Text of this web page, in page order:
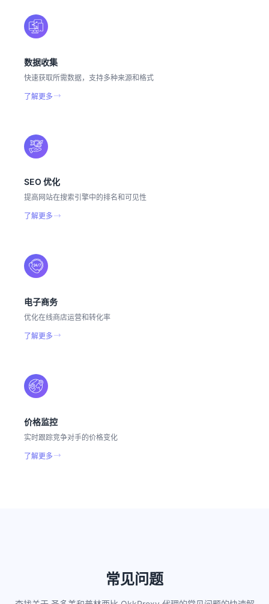
数据收集
快速获取所需数据，支持多种来源和格式
了解更多
SEO 优化
提高网站在搜索引擎中的排名和可见性
了解更多
电子商务
优化在线商店运营和转化率
了解更多
价格监控
实时跟踪竞争对手的价格变化
了解更多
常见问题